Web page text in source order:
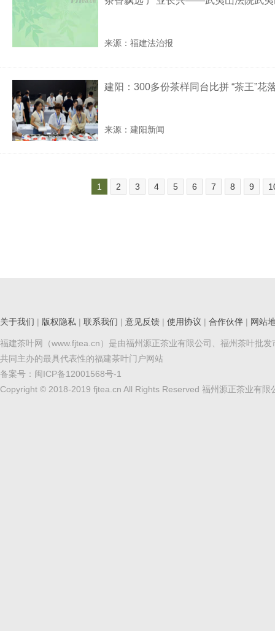
来源：福建法治报
建阳：300多份茶样同台比拼 “茶王”花
来源：建阳新闻
1 2 3 4 5 6 7 8 9
关于我们 | 版权隐私 | 联系我们 | 意见反馈 | 使用协议 | 合作伙伴 | 网站
福建茶叶网（www.fjtea.cn）是由福州源正茶业有限公司、福州茶叶批发
共同主办的最具代表性的福建茶叶门户网站
备案号： 闽ICP备12001568号-1
Copyright © 2018-2019 fjtea.cn All Rights Reserved 福州源正茶业有限